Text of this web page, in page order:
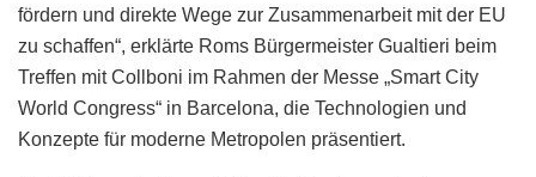
fördern und direkte Wege zur Zusammenarbeit mit der EU
zu schaffen“, erklärte Roms Bürgermeister Gualtieri beim
Treffen mit Collboni im Rahmen der Messe „Smart City
World Congress“ in Barcelona, die Technologien und
Konzepte für moderne Metropolen präsentiert.